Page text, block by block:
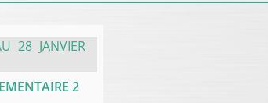
28 JANVIER
2